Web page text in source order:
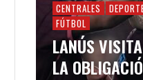
CENTRALES
FÚTBOL
LANÚS
LA